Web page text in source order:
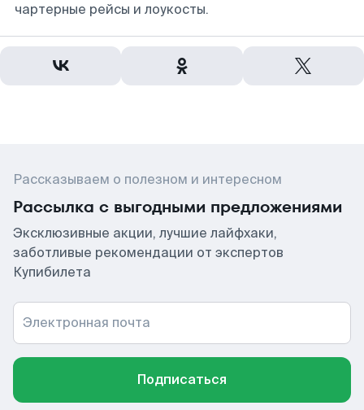
чартерные рейсы и лоукосты.
Рассказываем о полезном и интересном
Рассылка с выгодными предложениями
Эксклюзивные акции, лучшие лайфхаки,
заботливые рекомендации от экспертов
Купибилета
Электронная почта
Подписаться